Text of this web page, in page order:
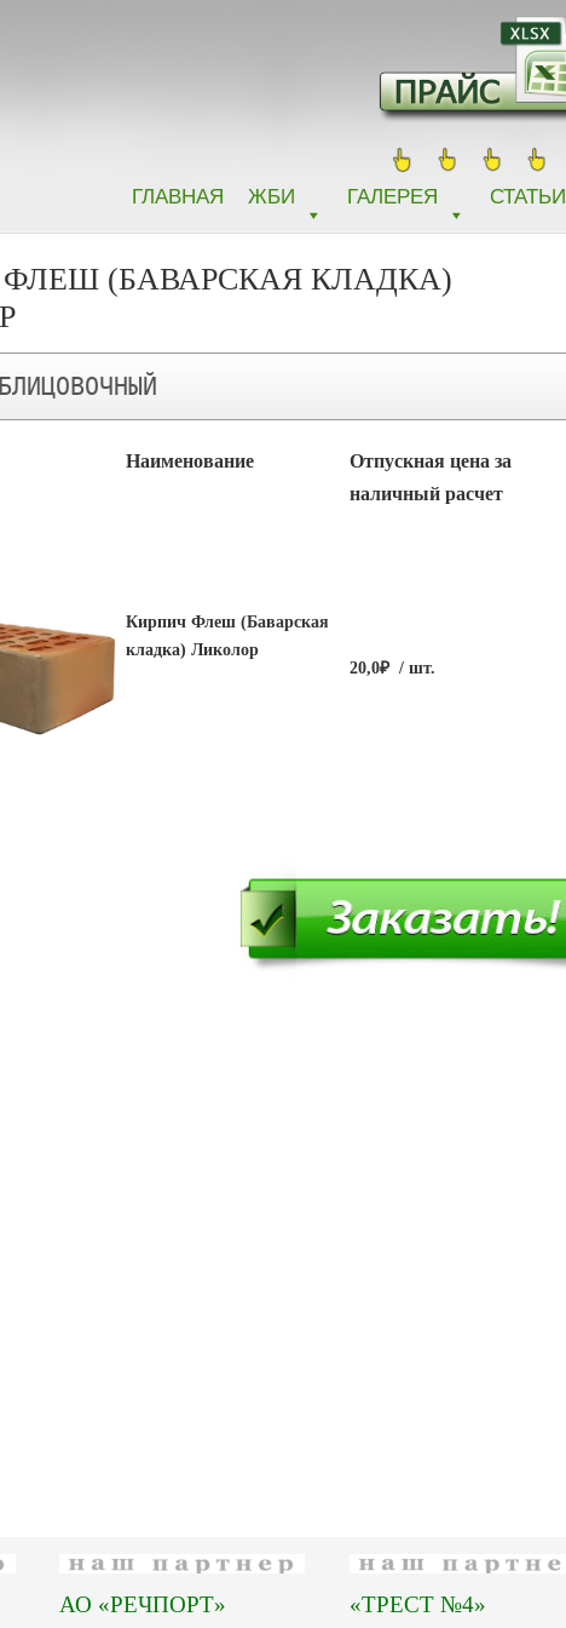
ГЛАВНАЯ ЖБИ ГАЛЕРЕЯ СТАТЬИ
(БАВАРСКАЯ КЛАДКА)
Наименование
Отпускная цена за
наличный расчет
Кирпич Флеш (Баварская
кладка) Ликолор
20,0₽ / шт.
АО «РЕЧПОРТ» «ТРЕСТ №4»